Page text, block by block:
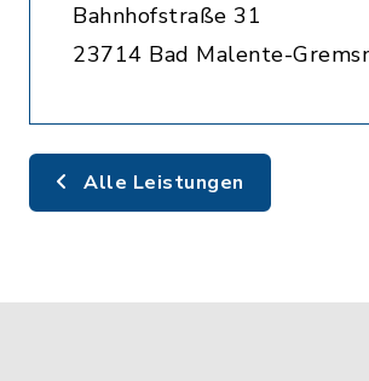
Bahnhofstraße 31
23714 Bad Malente-
Alle Leistungen